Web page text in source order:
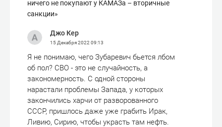
ничего не покупают у КАМАЗа – вторичные
санкции»
Джо Кер
15 Декабря 2022 09:13
Я не понимаю, чего Зубаревич бьется лбом
об пол? СВО - это не случайность, а
закономерность. С одной стороны
нарастали проблемы Запада, у которых
закончились харчи от разворованного
СССР, пришлось даже уже грабить Ирак,
Ливию, Сирию, чтобы украсть там нефть.